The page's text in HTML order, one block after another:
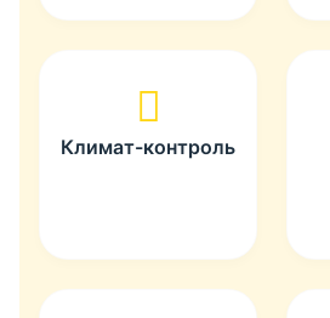
Климат-контроль